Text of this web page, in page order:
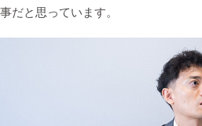
事だと思っています。